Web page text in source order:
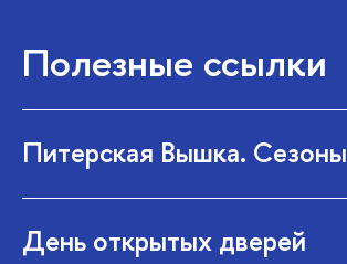
Полезные ссылки
Питерская Вышка. Сезоны
День открытых дверей